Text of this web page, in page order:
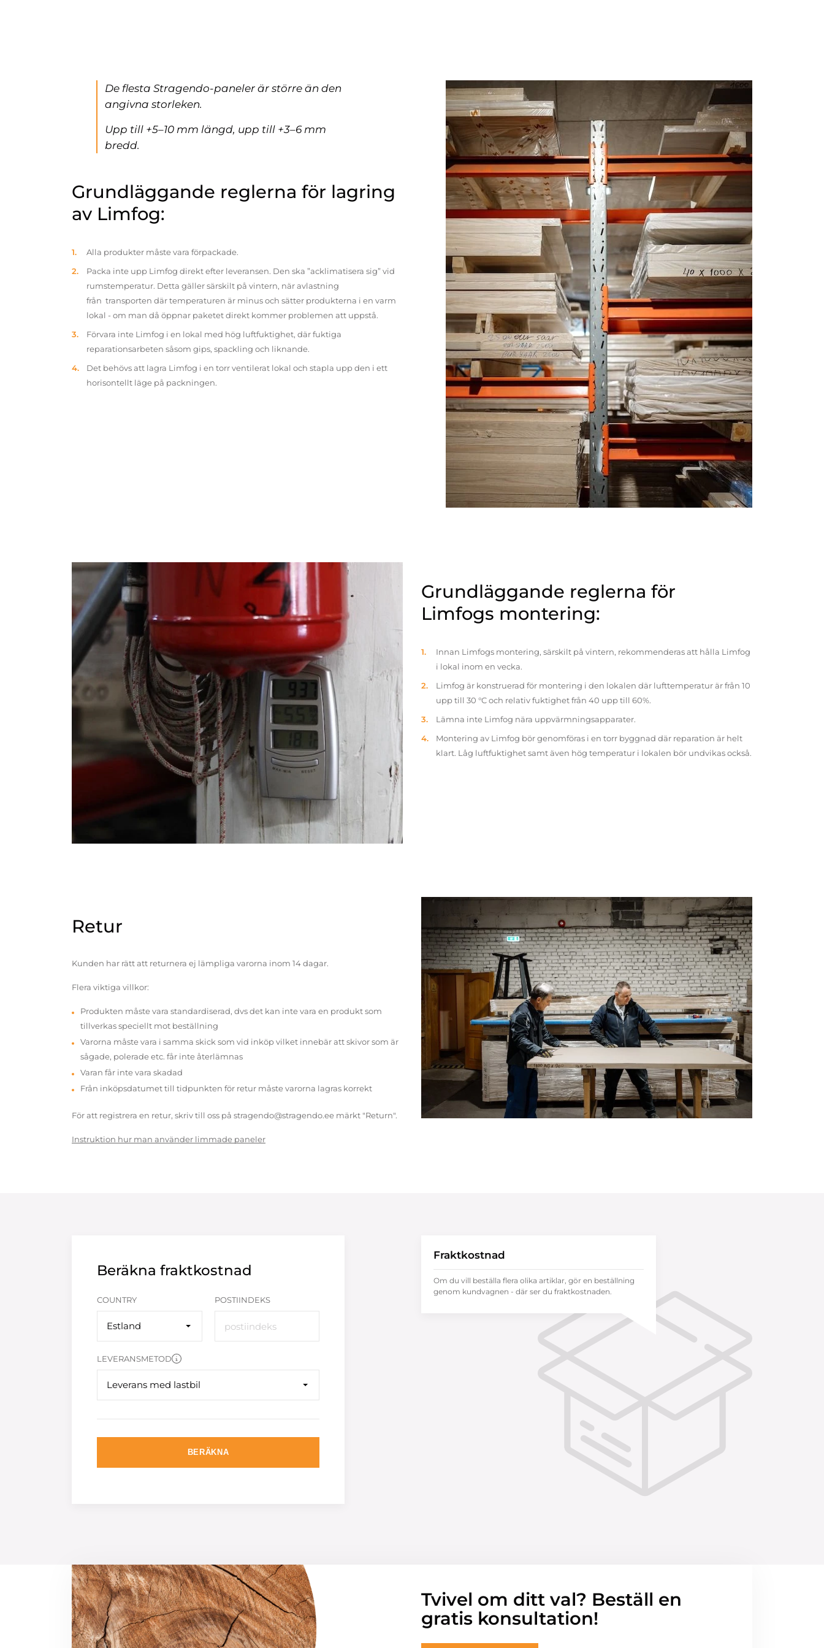
De flesta Stragendo-paneler är större än den
angivna storleken.
Upp till +5–10 mm längd, upp till +3–6 mm
bredd.
Grundläggande reglerna för lagring
av Limfog:
Alla produkter måste vara förpackade.
Packa inte upp Limfog direkt efter leveransen. Den ska ”acklimatisera sig” vid
rumstemperatur. Detta gäller särskilt på vintern, när avlastning
från transporten där temperaturen är minus och sätter produkterna i en varm
lokal - om man då öppnar paketet direkt kommer problemen att uppstå.
Förvara inte Limfog i en lokal med hög luftfuktighet, där fuktiga
reparationsarbeten såsom gips, spackling och liknande.
Det behövs att lagra Limfog i en torr ventilerat lokal och stapla upp den i ett
horisontellt läge på packningen.
Grundläggande reglerna för
Limfogs montering:
Innan Limfogs montering, särskilt på vintern, rekommenderas att hålla Limfog
i lokal inom en vecka.
Limfog är konstruerad för montering i den lokalen där lufttemperatur är från 10
upp till 30 °C och relativ fuktighet från 40 upp till 60%.
Lämna inte Limfog nära uppvärmningsapparater.
Montering av Limfog bör genomföras i en torr byggnad där reparation är helt
klart. Låg luftfuktighet samt även hög temperatur i lokalen bör undvikas också.
Retur
Kunden har rätt att returnera ej lämpliga varorna inom 14 dagar.
Flera viktiga villkor:
Produkten måste vara standardiserad, dvs det kan inte vara en produkt som
tillverkas speciellt mot beställning
Varorna måste vara i samma skick som vid inköp vilket innebär att skivor som är
sågade, polerade etc. får inte återlämnas
Varan får inte vara skadad
Från inköpsdatumet till tidpunkten för retur måste varorna lagras korrekt
För att registrera en retur, skriv till oss på stragendo@stragendo.ee märkt "Return".
Instruktion hur man använder limmade paneler
Beräkna fraktkostnad
COUNTRY
Estland
POSTIINDEKS
LEVERANSMETOD
Leverans med lastbil
BERÄKNA
Fraktkostnad
Om du vill beställa flera olika artiklar, gör en beställning
genom kundvagnen - där ser du fraktkostnaden.
Tvivel om ditt val? Beställ en
gratis konsultation!